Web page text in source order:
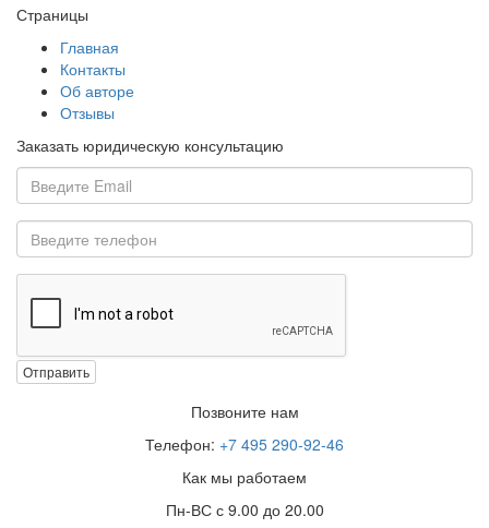
Страницы
Главная
Контакты
Об авторе
Отзывы
Заказать юридическую консультацию
Отправить
Позвоните нам
Телефон: +7 495 290-92-46
Как мы работаем
Пн-ВС с 9.00 до 20.00